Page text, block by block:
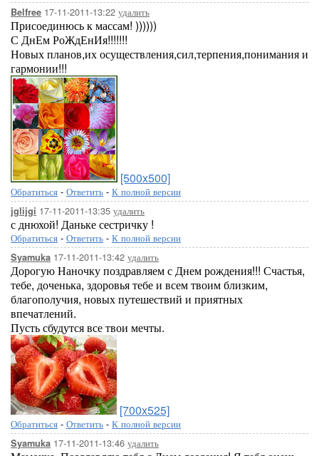
Belfree 17-11-2011-13:22 удалить
Присоединюсь к массам! ))))))
С ДнЕм РоЖдЕнИя!!!!!!!
Новых планов,их осуществления,сил,терпения,понимания и
гармонии!!!
[500x500]
Обратиться - Ответить - К полной версии
jglijgi 17-11-2011-13:35 удалить
с днюхой! Даньке сестричку !
Обратиться - Ответить - К полной версии
Syamuka 17-11-2011-13:42 удалить
Дорогую Наночку поздравляем с Днем рождения!!! Счастья,
тебе, доченька, здоровья тебе и всем твоим близким,
благополучия, новых путешествий и приятных
впечатлений.
Пусть сбудутся все твои мечты.
[700x525]
Обратиться - Ответить - К полной версии
Syamuka 17-11-2011-13:46 удалить